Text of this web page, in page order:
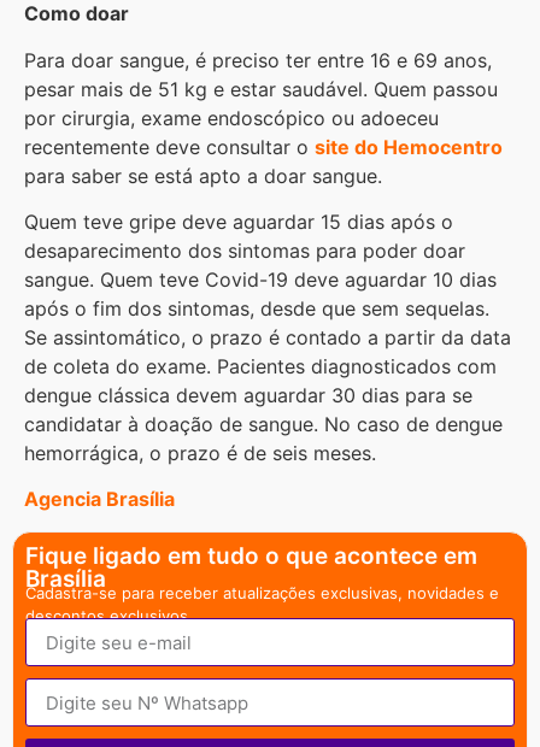
Como doar
Para doar sangue, é preciso ter entre 16 e 69 anos,
pesar mais de 51 kg e estar saudável. Quem passou
por cirurgia, exame endoscópico ou adoeceu
recentemente deve consultar o site do Hemocentro
para saber se está apto a doar sangue.
Quem teve gripe deve aguardar 15 dias após o
desaparecimento dos sintomas para poder doar
sangue. Quem teve Covid-19 deve aguardar 10 dias
após o fim dos sintomas, desde que sem sequelas.
Se assintomático, o prazo é contado a partir da data
de coleta do exame. Pacientes diagnosticados com
dengue clássica devem aguardar 30 dias para se
candidatar à doação de sangue. No caso de dengue
hemorrágica, o prazo é de seis meses.
Agencia Brasília
Fique ligado em tudo o que acontece em
Brasília
Cadastra-se para receber atualizações exclusivas, novidades e
descontos exclusivos.